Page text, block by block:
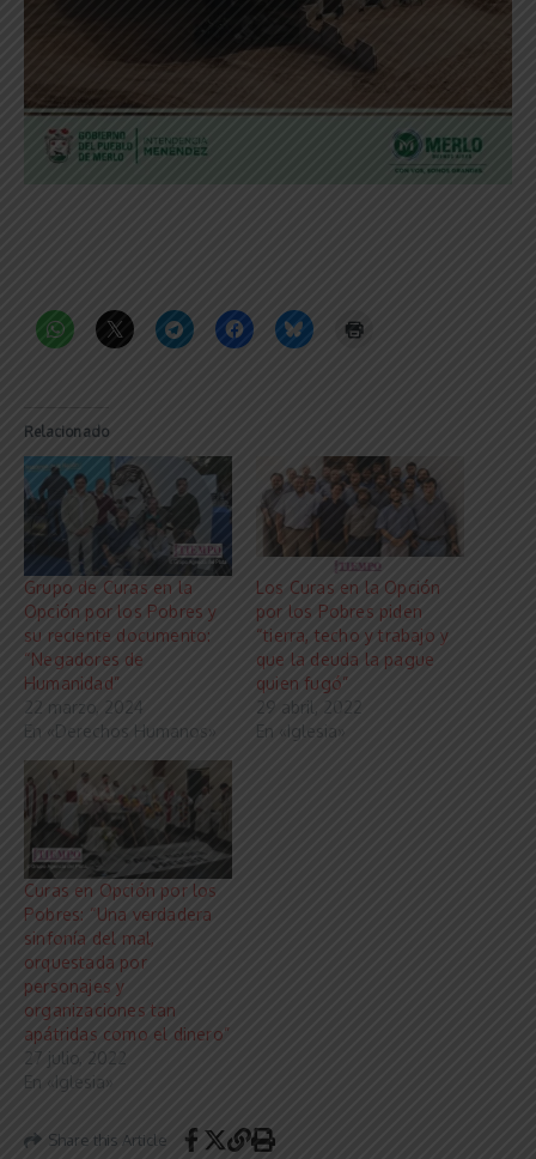
Relacionado
Grupo de Curas en la
Opción por los Pobres y
su reciente documento:
“Negadores de
Humanidad”
22 marzo, 2024
En «Derechos Humanos»
Los Curas en la Opción
por los Pobres piden
“tierra, techo y trabajo y
que la deuda la pague
quien fugó”
29 abril, 2022
En «Iglesia»
Curas en Opción por los
Pobres: “Una verdadera
sinfonía del mal,
orquestada por
personajes y
organizaciones tan
apátridas como el dinero”
27 julio, 2022
En «Iglesia»
Share this Article